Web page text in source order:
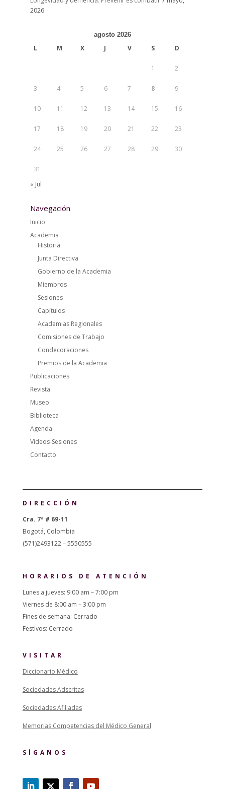
2026
agosto 2026
L M X J V S D
1 2
3 4 5 6 7 8 9
10 11 12 13 14 15 16
17 18 19 20 21 22 23
24 25 26 27 28 29 30
31
« Jul
Navegación
Inicio
Academia
Historia
Junta Directiva
Gobierno de la Academia
Miembros
Sesiones
Capítulos
Academias Regionales
Comisiones de Trabajo
Condecoraciones
Premios de la Academia
Publicaciones
Revista
Museo
Biblioteca
Agenda
Videos-Sesiones
Contacto
DIRECCIÓN
Cra. 7ª # 69-11
Bogotá, Colombia
(571)2493122 – 5550555
HORARIOS DE ATENCIÓN
Lunes a jueves: 9:00 am – 7:00 pm
Viernes de 8:00 am – 3:00 pm
Fines de semana: Cerrado
Festivos: Cerrado
VISITAR
Diccionario Médico
Sociedades Adscritas
Sociedades Afiliadas
Memorias Competencias del Médico General
SÍGANOS